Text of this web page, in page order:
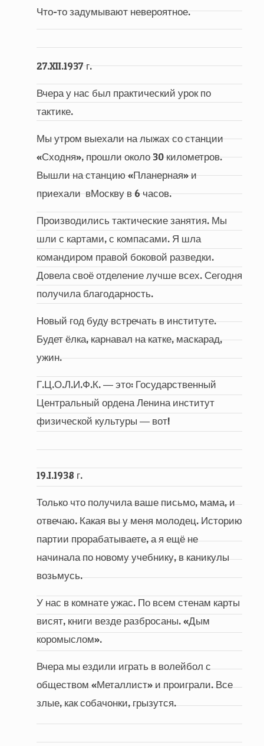
Что-то задумывают невероятное.
27.XII.1937 г.
Вчера у нас был практический урок по
тактике.
Мы утром выехали на лыжах со станции
«Сходня», прошли около 30 километров.
Вышли на станцию «Планерная» и
приехали вМоскву в 6 часов.
Производились тактические занятия. Мы
шли с картами, с компасами. Я шла
командиром правой боковой разведки.
Довела своё отделение лучше всех. Сегодня
получила благодарность.
Новый год буду встречать в институте.
Будет ёлка, карнавал на катке, маскарад,
ужин.
Г.Ц.О.Л.И.Ф.К. ― это: Государственный
Центральный ордена Ленина институт
физической культуры ― вот!
19.I.1938 г.
Только что получила ваше письмо, мама, и
отвечаю. Какая вы у меня молодец. Историю
партии прорабатываете, а я ещё не
начинала по новому учебнику, в каникулы
возьмусь.
У нас в комнате ужас. По всем стенам карты
висят, книги везде разбросаны. «Дым
коромыслом».
Вчера мы ездили играть в волейбол с
обществом «Металлист» и проиграли. Все
злые, как собачонки, грызутся.